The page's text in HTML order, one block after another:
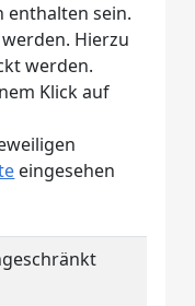
enthalten sein.
Hierzu
werden.
Klick auf
eingesehen